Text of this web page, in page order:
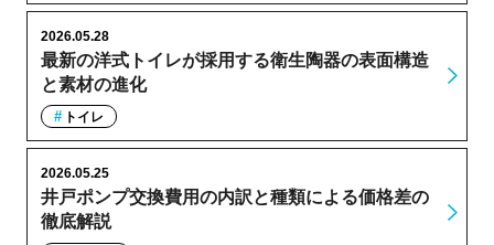
最新の洋式トイレが採用する衛生陶器の表面構造
と素材の進化
2026.05.28
トイレ
井戸ポンプ交換費用の内訳と種類による価格差の
徹底解説
2026.05.25